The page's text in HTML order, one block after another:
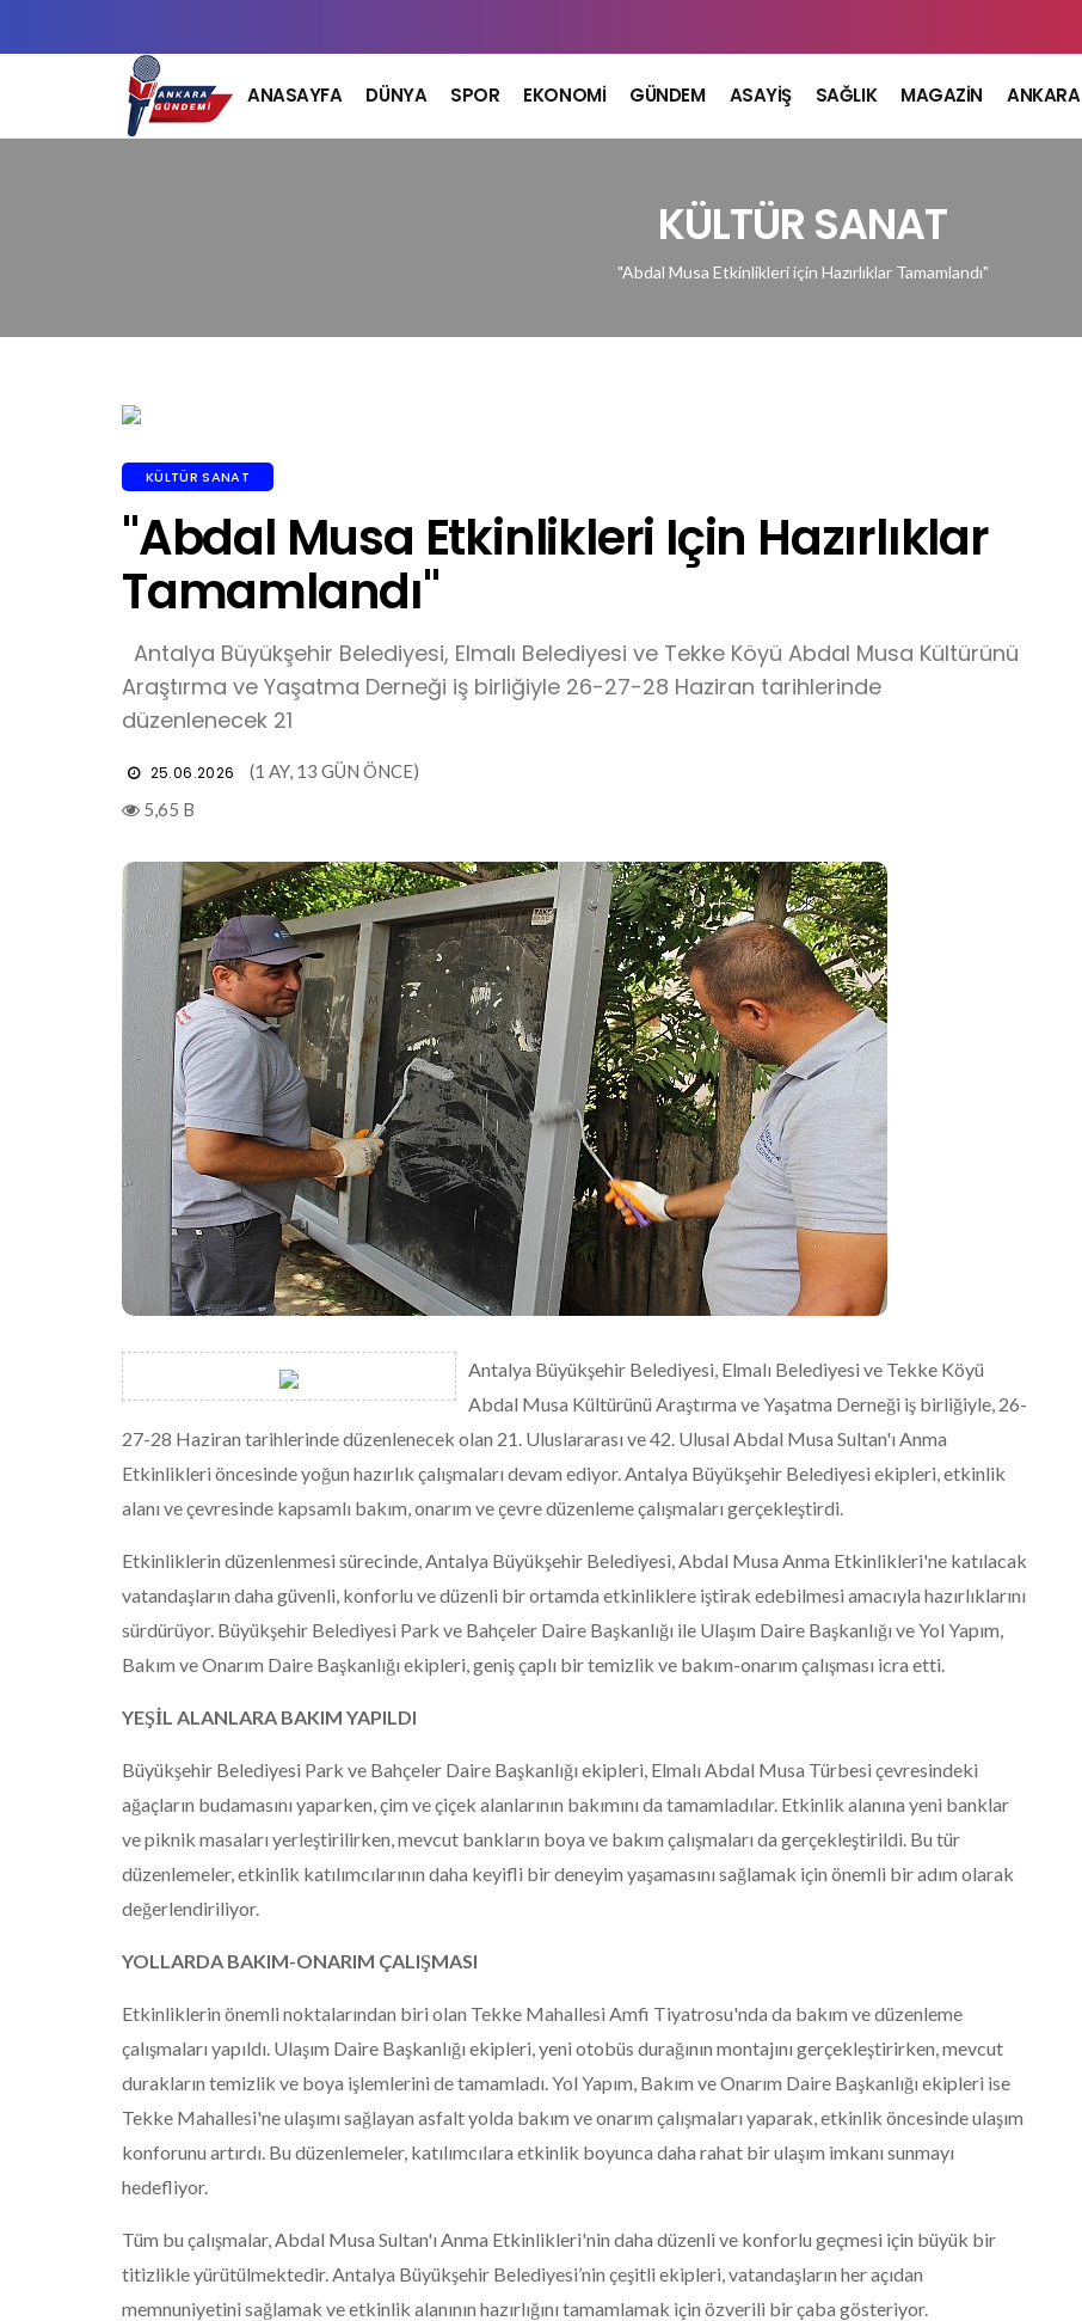
ANASAYFA DÜNYA SPOR EKONOMİ GÜNDEM ASAYİŞ SAĞLIK MAGAZİN ANKARA
KÜLTÜR SANAT
"Abdal Musa Etkinlikleri için Hazırlıklar Tamamlandı"
KÜLTÜR SANAT
"Abdal Musa Etkinlikleri Için Hazırlıklar
Tamamlandı"
Antalya Büyükşehir Belediyesi, Elmalı Belediyesi ve Tekke Köyü Abdal Musa Kültürünü
Araştırma ve Yaşatma Derneği iş birliğiyle 26-27-28 Haziran tarihlerinde
düzenlenecek 21
25.06.2026
(1 AY, 13 GÜN ÖNCE)
5,65 B
Antalya Büyükşehir Belediyesi, Elmalı Belediyesi ve Tekke Köyü
Abdal Musa Kültürünü Araştırma ve Yaşatma Derneği iş birliğiyle, 26-
27-28 Haziran tarihlerinde düzenlenecek olan 21. Uluslararası ve 42. Ulusal Abdal Musa Sultan'ı Anma
Etkinlikleri öncesinde yoğun hazırlık çalışmaları devam ediyor. Antalya Büyükşehir Belediyesi ekipleri, etkinlik
alanı ve çevresinde kapsamlı bakım, onarım ve çevre düzenleme çalışmaları gerçekleştirdi.
Etkinliklerin düzenlenmesi sürecinde, Antalya Büyükşehir Belediyesi, Abdal Musa Anma Etkinlikleri'ne katılacak
vatandaşların daha güvenli, konforlu ve düzenli bir ortamda etkinliklere iştirak edebilmesi amacıyla hazırlıklarını
sürdürüyor. Büyükşehir Belediyesi Park ve Bahçeler Daire Başkanlığı ile Ulaşım Daire Başkanlığı ve Yol Yapım,
Bakım ve Onarım Daire Başkanlığı ekipleri, geniş çaplı bir temizlik ve bakım-onarım çalışması icra etti.
YEŞİL ALANLARA BAKIM YAPILDI
Büyükşehir Belediyesi Park ve Bahçeler Daire Başkanlığı ekipleri, Elmalı Abdal Musa Türbesi çevresindeki
ağaçların budamasını yaparken, çim ve çiçek alanlarının bakımını da tamamladılar. Etkinlik alanına yeni banklar
ve piknik masaları yerleştirilirken, mevcut bankların boya ve bakım çalışmaları da gerçekleştirildi. Bu tür
düzenlemeler, etkinlik katılımcılarının daha keyifli bir deneyim yaşamasını sağlamak için önemli bir adım olarak
değerlendiriliyor.
YOLLARDA BAKIM-ONARIM ÇALIŞMASI
Etkinliklerin önemli noktalarından biri olan Tekke Mahallesi Amfi Tiyatrosu'nda da bakım ve düzenleme
çalışmaları yapıldı. Ulaşım Daire Başkanlığı ekipleri, yeni otobüs durağının montajını gerçekleştirirken, mevcut
durakların temizlik ve boya işlemlerini de tamamladı. Yol Yapım, Bakım ve Onarım Daire Başkanlığı ekipleri ise
Tekke Mahallesi'ne ulaşımı sağlayan asfalt yolda bakım ve onarım çalışmaları yaparak, etkinlik öncesinde ulaşım
konforunu artırdı. Bu düzenlemeler, katılımcılara etkinlik boyunca daha rahat bir ulaşım imkanı sunmayı
hedefliyor.
Tüm bu çalışmalar, Abdal Musa Sultan'ı Anma Etkinlikleri'nin daha düzenli ve konforlu geçmesi için büyük bir
titizlikle yürütülmektedir. Antalya Büyükşehir Belediyesi’nin çeşitli ekipleri, vatandaşların her açıdan
memnuniyetini sağlamak ve etkinlik alanının hazırlığını tamamlamak için özverili bir çaba gösteriyor.